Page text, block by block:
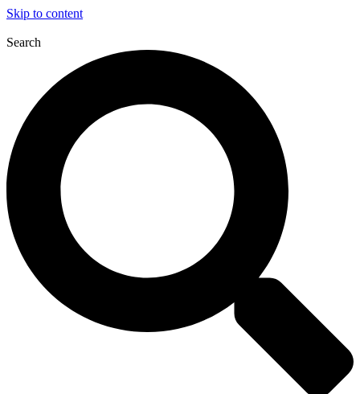
Skip to content
Search